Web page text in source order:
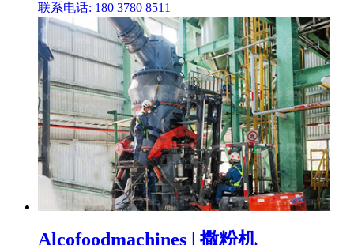
联系电话: 180 3780 8511
Alcofoodmachines | 撒粉机